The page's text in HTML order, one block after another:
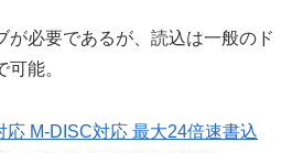
が必要であるが、読込は一般のド
能。
M-DISC対応 最大24倍速書込